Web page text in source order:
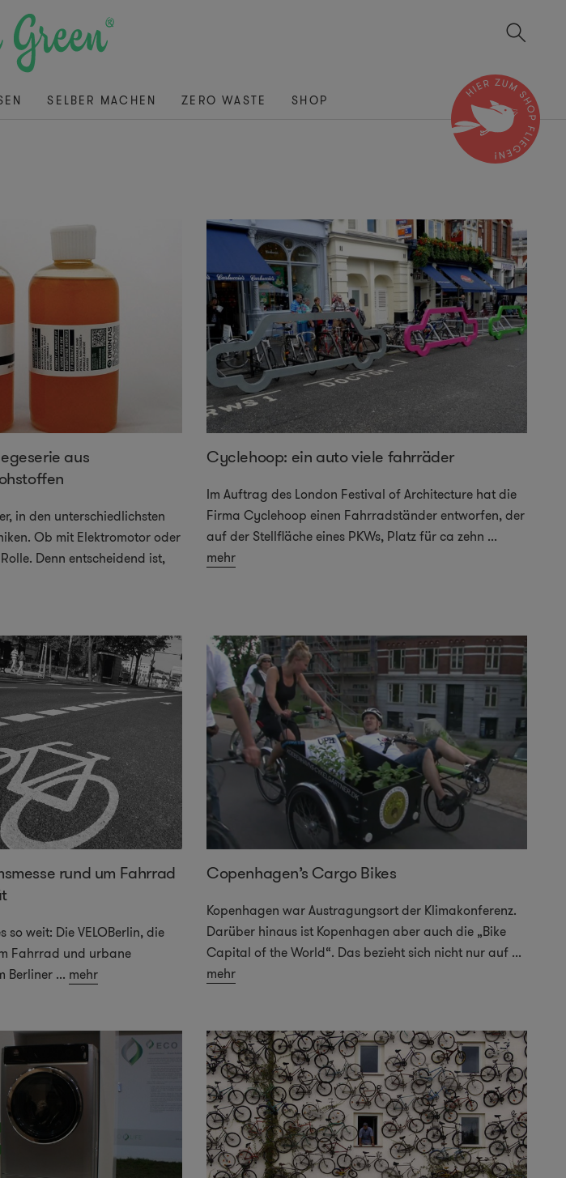
SELBER MACHEN ZERO WASTE SHOP
aus
in den unterschiedlichsten
Ob mit Elektromotor oder
Denn entscheidend ist,
Cyclehoop: ein auto viele fahrräder
Im Auftrag des London Festival of Architecture hat die
Firma Cyclehoop einen Fahrradständer entworfen, der
auf der Stellfläche eines PKWs, Platz für ca zehn ...
mehr
rund um Fahrrad
so weit: Die VELOBerlin, die
Fahrrad und urbane
Berliner ... mehr
Copenhagen’s Cargo Bikes
Kopenhagen war Austragungsort der Klimakonferenz.
Darüber hinaus ist Kopenhagen aber auch die „Bike
Capital of the World“. Das bezieht sich nicht nur auf ...
mehr